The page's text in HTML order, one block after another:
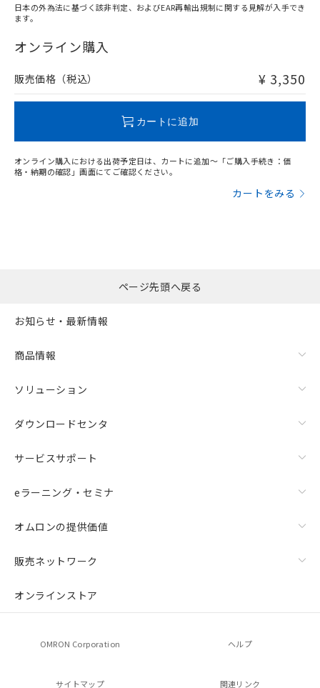
在庫等で未対応品が混在する可能性があります。
問い合わせください。
日本の外為法に基づく該非判定、およびEAR再輸出規制に関する見解が入手でき
ます。
オンライン購入
販売価格（税込） ¥ 3,350
カートに追加
オンライン購入における出荷予定日は、カートに追加～「ご購入手続き：価
格・納期の確認」画面にてご確認ください。
カートをみる
ページ先頭へ戻る
お知らせ・最新情報
商品情報
ソリューション
ダウンロードセンタ
サービスサポート
eラーニング・セミナ
オムロンの提供価値
販売ネットワーク
オンラインストア
OMRON Corporation ヘルプ
サイトマップ 関連リンク